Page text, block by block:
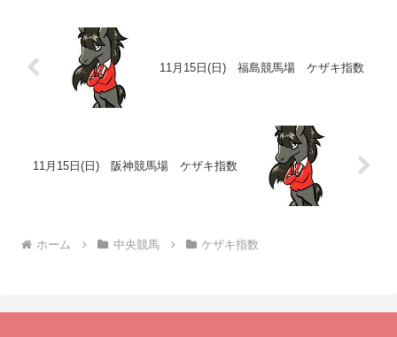
11月15日(日) 福島競馬場 ケザキ指数
11月15日(日) 阪神競馬場 ケザキ指数
ホーム 中央競馬 ケザキ指数